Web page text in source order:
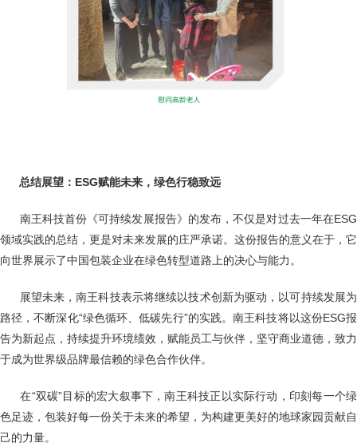
总结展望：ESG赋能未来，绿色行稳致远
南王科技首份《可持续发展报告》的发布，不仅是对过去一年在ESG
领域实践的总结，更是对未来发展的庄严承诺。这份报告的意义在于，它
向世界展示了中国包装企业在绿色转型道路上的决心与能力。
展望未来，南王科技表示将继续以技术创新为驱动，以可持续发展为
路径，不断深化“绿色循环、低碳先行”的实践。南王科技将以这份ESG报
告为新起点，持续提升环境绩效，赋能员工与伙伴，坚守商业道德，致力
于成为世界级品牌最信赖的绿色合作伙伴。
在“双碳”目标的宏大叙事下，南王科技正以实际行动，印刻每一个绿
色足迹，包装好每一份关于未来的希望，为构建更美好的地球家园贡献自
己的力量。